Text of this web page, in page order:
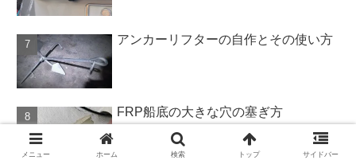
アンカーリフターの自作とその使い方
FRP船底の大きな穴の塞ぎ方
メニュー ホーム 検索 トップ サイドバー